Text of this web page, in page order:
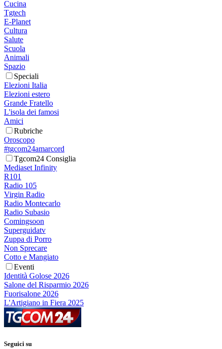
Cucina
Tgtech
E-Planet
Cultura
Salute
Scuola
Animali
Spazio
Speciali
Elezioni Italia
Elezioni estero
Grande Fratello
L'isola dei famosi
Amici
Rubriche
Oroscopo
#tgcom24amarcord
Tgcom24 Consiglia
Mediaset Infinity
R101
Radio 105
Virgin Radio
Radio Montecarlo
Radio Subasio
Comingsoon
Superguidatv
Zuppa di Porro
Non Sprecare
Cotto e Mangiato
Eventi
Identità Golose 2026
Salone del Risparmio 2026
Fuorisalone 2026
L'Artigiano in Fiera 2025
Seguici su